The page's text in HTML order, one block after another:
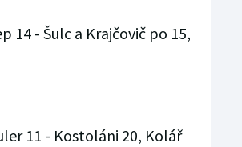
14 - Šulc a Krajčovič po 15,
11 - Kostoláni 20, Kolář